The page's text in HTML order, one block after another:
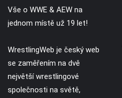
Vše o WWE & AEW na
jednom místě už 19 let!
WrestlingWeb je český web
se zaměřením na dvě
největší wrestlingové
společnosti na světě,